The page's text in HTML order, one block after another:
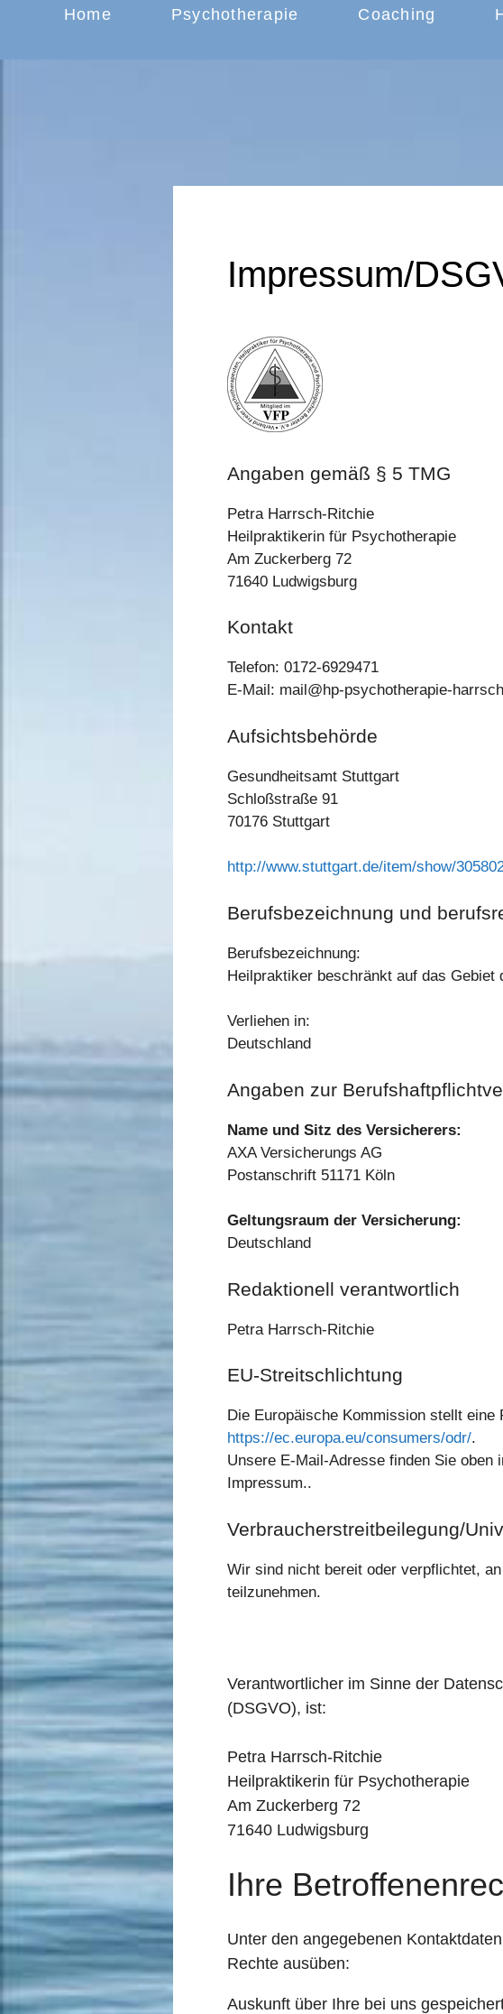
Home Psychotherapie Coaching
Impressum/
Angaben gemäß § 5 TMG
Petra Harrsch-Ritchie
Heilpraktikerin für Psychotherapie
Am Zuckerberg 72
71640 Ludwigsburg
Kontakt
Telefon: 0172-6929471
E-Mail: mail@hp-psychotherapie-
Aufsichtsbehörde
Gesundheitsamt Stuttgart
Schloßstraße 91
70176 Stuttgart
http://www.stuttgart.de/item/show/
Berufsbezeichnung und
Berufsbezeichnung:
Heilpraktiker beschränkt auf das Gebiet
Verliehen in:
Deutschland
Angaben zur
Name und Sitz des Versicherers:
AXA Versicherungs AG
Postanschrift 51171 Köln
Geltungsraum der Versicherung:
Deutschland
Redaktionell verantwortlich
Petra Harrsch-Ritchie
EU-Streitschlichtung
Die Europäische Kommission stellt
https://ec.europa.eu/consumers/odr/.
Unsere E-Mail-Adresse finden Sie oben
Impressum..
Verbraucher­streit­beilegung/
Wir sind nicht bereit oder verpflichtet,
teilzunehmen.
Verantwortlicher im Sinne der
(DSGVO), ist:
Petra Harrsch-Ritchie
Heilpraktikerin für Psychotherapie
Am Zuckerberg 72
71640 Ludwigsburg
Ihre
Unter den angegebenen
Rechte ausüben:
Auskunft über Ihre bei uns